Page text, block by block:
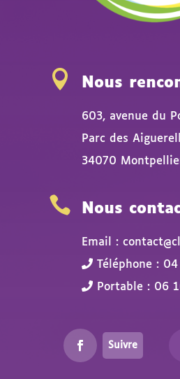
 Nous
603, avenue du
Parc des
34070
 Nous
Email :
Téléphone :
Portable : 06
Suivre